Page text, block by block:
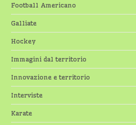
Football Americano
Galliate
Hockey
Immagini dal territorio
Innovazione e territorio
Interviste
Karate